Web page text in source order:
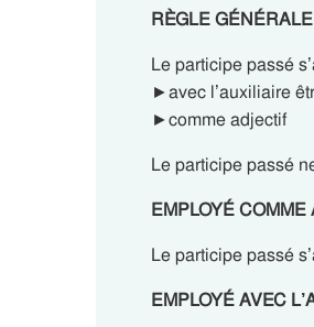
RÈGLE GÉNÉRALE
Le participe passé
►avec l’auxiliaire
►comme adjectif
Le participe passé
EMPLOYÉ COMME
Le participe passé
EMPLOYÉ AVEC